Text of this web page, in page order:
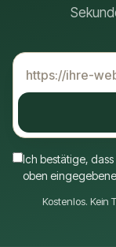
Ich bestätige,
oben
Kostenlos. Kein